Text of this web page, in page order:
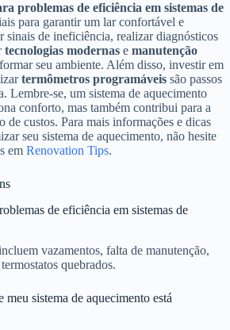
problemas de eficiência em sistemas de
para garantir um lar confortável e
de ineficiência, realizar diagnósticos
tecnologias modernas e manutenção
seu ambiente. Além disso, investir em
termômetros programáveis são passos
Lembre-se, um sistema de aquecimento
conforto, mas também contribui para a
de custos. Para mais informações e dicas
seu sistema de aquecimento, não hesite
em Renovation Tips.
de eficiência em sistemas de
vazamentos, falta de manutenção,
quebrados.
sistema de aquecimento está